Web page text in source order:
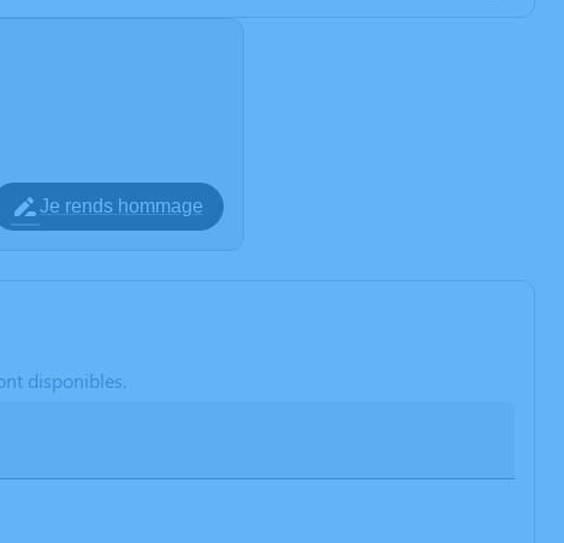
Je rends hommage
disponibles.